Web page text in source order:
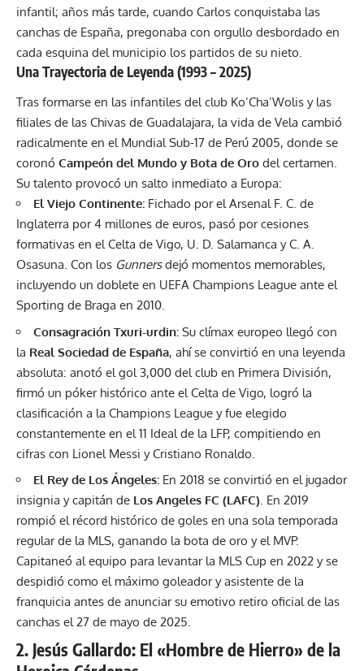
infantil; años más tarde, cuando Carlos conquistaba las
canchas de España, pregonaba con orgullo desbordado en
cada esquina del municipio los partidos de su nieto.
Una Trayectoria de Leyenda (1993 – 2025)
Tras formarse en las infantiles del club Ko’Cha’Wolis y las
filiales de las Chivas de Guadalajara, la vida de Vela cambió
radicalmente en el Mundial Sub-17 de Perú 2005, donde se
coronó Campeón del Mundo y Bota de Oro del certamen.
Su talento provocó un salto inmediato a Europa:
El Viejo Continente: Fichado por el Arsenal F. C. de
Inglaterra por 4 millones de euros, pasó por cesiones
formativas en el Celta de Vigo, U. D. Salamanca y C. A.
Osasuna. Con los Gunnersdejó momentos memorables,
incluyendo un doblete en UEFA Champions League ante el
Sporting de Braga en 2010.
Consagración Txuri-urdin: Su clímax europeo llegó con
la Real Sociedad de España, ahí se convirtió en una leyenda
absoluta: anotó el gol 3,000 del club en Primera División,
firmó un póker histórico ante el Celta de Vigo, logró la
clasificación a la Champions League y fue elegido
constantemente en el 11 Ideal de la LFP, compitiendo en
cifras con Lionel Messi y Cristiano Ronaldo.
El Rey de Los Ángeles: En 2018 se convirtió en el jugador
insignia y capitán de Los Angeles FC (LAFC). En 2019
rompió el récord histórico de goles en una sola temporada
regular de la MLS, ganando la bota de oro y el MVP.
Capitaneó al equipo para levantar la MLS Cup en 2022 y se
despidió como el máximo goleador y asistente de la
franquicia antes de anunciar su emotivo retiro oficial de las
canchas el 27 de mayo de 2025.
2. Jesús Gallardo: El «Hombre de Hierro» de la